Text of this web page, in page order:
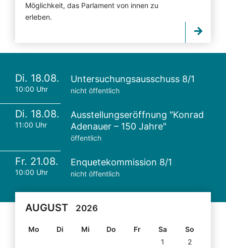
Möglichkeit, das Parlament von innen zu
erleben.
Di. 18.08.
10:00 Uhr
Untersuchungsausschuss 8/1
nicht öffentlich
Di. 18.08.
11:00 Uhr
Ausstellungseröffnung "Konrad
Adenauer – 150 Jahre"
öffentlich
Fr. 21.08.
10:00 Uhr
Enquetekommission 8/1
nicht öffentlich
AUGUST 2026
Mo Di Mi Do Fr Sa
So
1
2